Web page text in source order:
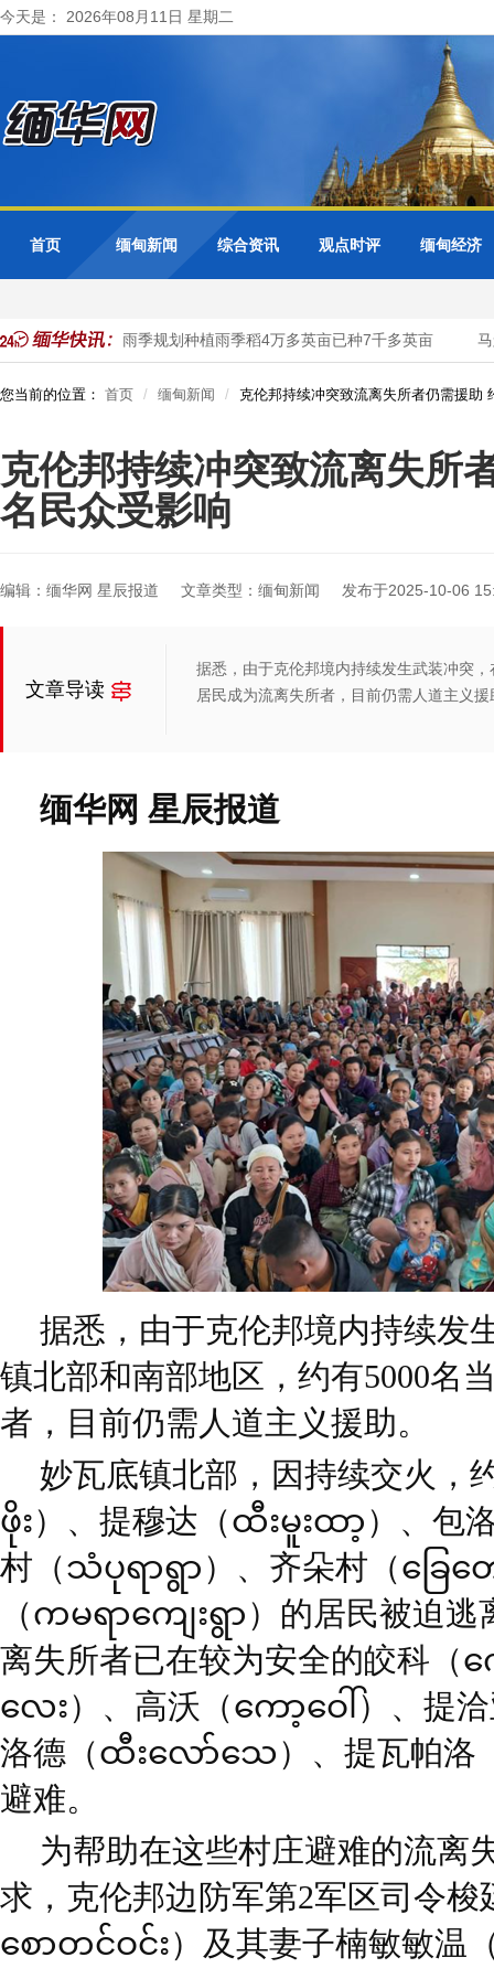
今天是： 2026年08月11日 星期二
首页 缅甸新闻 综合资讯 观点时评 缅甸经济
省斯林县区现雨季规划种植雨季稻4万多英亩已种7千多英亩 马
您当前的位置： 首页 缅甸新闻 克伦邦持续冲突致流离失所者仍需援助
克伦邦持续冲突致流离失所
名民众受影响
编辑：缅华网 星辰报道 文章类型：缅甸新闻 发布于2025-10-06
文章导读
据悉，由于克伦邦境内持续发生武装冲突
居民成为流离失所者，目前仍需人道主义
缅华网 星辰报道
据悉，由于克伦邦境内持续发
镇北部和南部地区，约有5000名
者，目前仍需人道主义援助。
妙瓦底镇北部，因持续交火，
ဖိုး）、提穆达（ထီးမူးထာ့）、包
村（သံပုရာရွာ）、齐朵村（ခြေတ
（ကမရာကျေးရွာ）的居民被迫逃
离失所者已在较为安全的皎科（
လေး）、高沃（ကော့ဝေါ်）、提洽
洛德（ထီးလော်သေ）、提瓦帕洛
避难。
为帮助在这些村庄避难的流离
求，克伦邦边防军第2军区司令
စောတင်ဝင်း）及其妻子楠敏敏温